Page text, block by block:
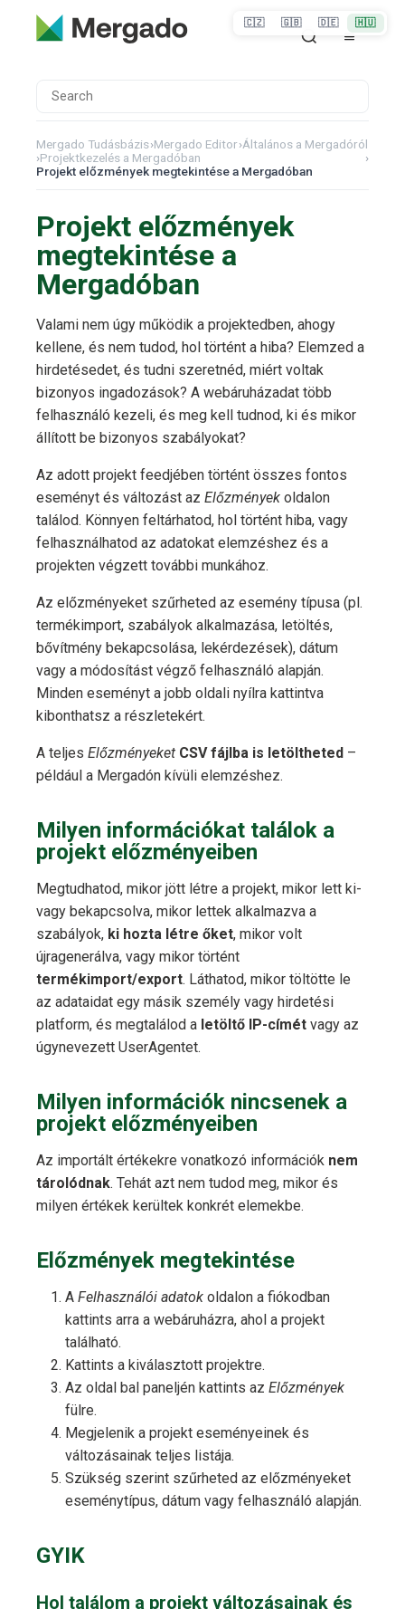
Mergado Tudásbázis›Mergado Editor›Általános a Mergadóról
›Projektkezelés a Mergadóban
›
Projekt előzmények megtekintése a Mergadóban
Projekt előzmények
megtekintése a
Mergadóban
Valami nem úgy működik a projektedben, ahogy
kellene, és nem tudod, hol történt a hiba? Elemzed a
hirdetésedet, és tudni szeretnéd, miért voltak
bizonyos ingadozások? A webáruházadat több
felhasználó kezeli, és meg kell tudnod, ki és mikor
állított be bizonyos szabályokat?
Az adott projekt feedjében történt összes fontos
eseményt és változást az Előzmények oldalon
találod. Könnyen feltárhatod, hol történt hiba, vagy
felhasználhatod az adatokat elemzéshez és a
projekten végzett további munkához.
Az előzményeket szűrheted az esemény típusa (pl.
termékimport, szabályok alkalmazása, letöltés,
bővítmény bekapcsolása, lekérdezések), dátum
vagy a módosítást végző felhasználó alapján.
Minden eseményt a jobb oldali nyílra kattintva
kibonthatsz a részletekért.
A teljes Előzményeket CSV fájlba is letöltheted –
például a Mergadón kívüli elemzéshez.
Milyen információkat találok a
projekt előzményeiben
Megtudhatod, mikor jött létre a projekt, mikor lett ki-
vagy bekapcsolva, mikor lettek alkalmazva a
szabályok, ki hozta létre őket, mikor volt
újragenerálva, vagy mikor történt
termékimport/export. Láthatod, mikor töltötte le
az adataidat egy másik személy vagy hirdetési
platform, és megtalálod a letöltő IP-címét vagy az
úgynevezett UserAgentet.
Milyen információk nincsenek a
projekt előzményeiben
Az importált értékekre vonatkozó információk nem
tárolódnak. Tehát azt nem tudod meg, mikor és
milyen értékek kerültek konkrét elemekbe.
Előzmények megtekintése
A Felhasználói adatok oldalon a fiókodban
kattints arra a webáruházra, ahol a projekt
található.
Kattints a kiválasztott projektre.
Az oldal bal paneljén kattints az Előzmények
fülre.
Megjelenik a projekt eseményeinek és
változásainak teljes listája.
Szükség szerint szűrheted az előzményeket
eseménytípus, dátum vagy felhasználó alapján.
GYIK
Hol találom a projekt változásainak és
🇨🇿 🇬🇧 🇩🇪 🇭🇺